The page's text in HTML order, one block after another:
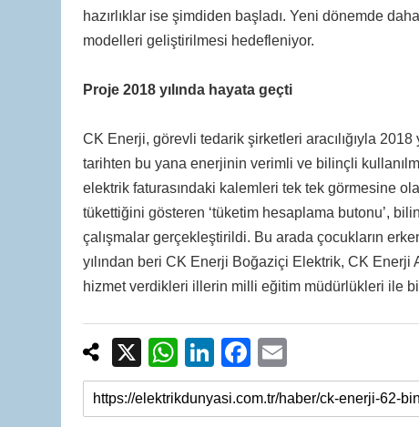
hazırlıklar ise şimdiden başladı. Yeni dönemde
modelleri geliştirilmesi hedefleniyor.
Proje 2018 yılında hayata geçti
CK Enerji, görevli tedarik şirketleri aracılığıyla 2018
tarihten bu yana enerjinin verimli ve bilinçli
elektrik faturasındaki kalemleri tek tek görmesine
tükettiğini gösteren ‘tüketim hesaplama butonu’,
çalışmalar gerçekleştirildi. Bu arada çocukların
yılından beri CK Enerji Boğaziçi Elektrik, CK Enerji
hizmet verdikleri illerin milli eğitim müdürlükleri ile
X
W
h
at
Li
n
k
F
a
c
m
ail